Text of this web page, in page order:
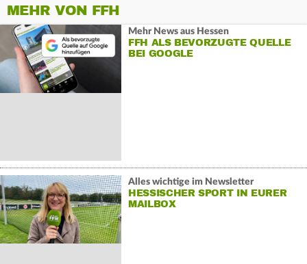
MEHR VON FFH
Mehr News aus Hessen
FFH ALS BEVORZUGTE QUELLE
BEI GOOGLE
Alles wichtige im Newsletter
HESSISCHER SPORT IN EURER
MAILBOX